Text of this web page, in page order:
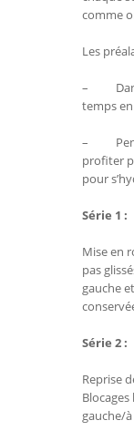
comme
Les
– Dans
temps
–
profiter
pour
Série 1 :
Mise en
pas
gauche
Série 2 :
Reprise
gauche/